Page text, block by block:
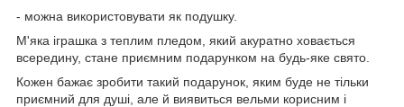
- можна використовувати як подушку.
М'яка іграшка з теплим пледом, який акуратно ховається
всередину, стане приємним подарунком на будь-яке свято.
Кожен бажає зробити такий подарунок, яким буде не тільки
приємний для душі, але й виявиться вельми корисним і